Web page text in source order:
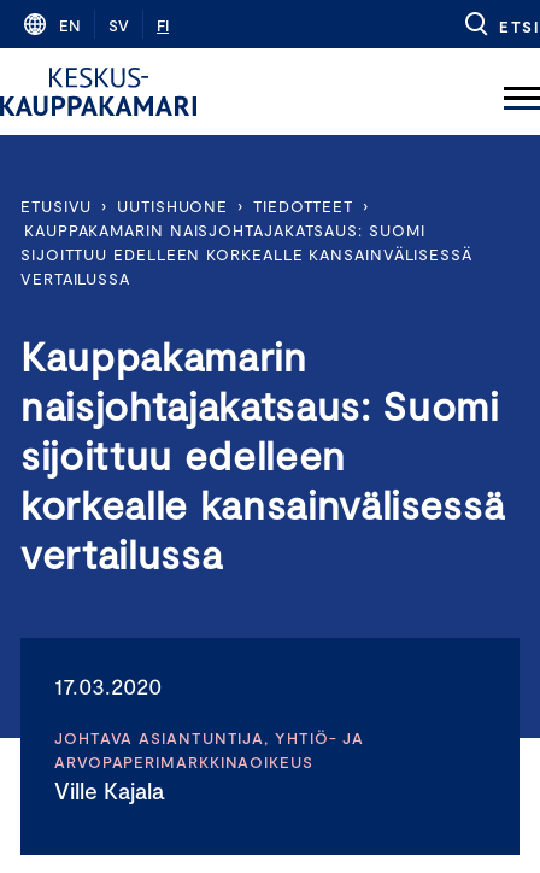
Skip
content
EN SV FI ETSI
ETUSIVU › UUTISHUONE › TIEDOTTEET
›
KAUPPAKAMARIN NAISJOHTAJAKATSAUS: SUOMI
SIJOITTUU EDELLEEN KORKEALLE KANSAINVÄLISESSÄ
VERTAILUSSA
Kauppakamarin
naisjohtajakatsaus: Suomi
sijoittuu edelleen
korkealle kansainvälisessä
vertailussa
17.03.2020
JOHTAVA ASIANTUNTIJA, YHTIÖ- JA
ARVOPAPERIMARKKINAOIKEUS
Ville Kajala